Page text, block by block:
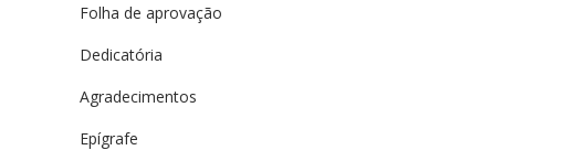
Folha de aprovação
Dedicatória
Agradecimentos
Epígrafe